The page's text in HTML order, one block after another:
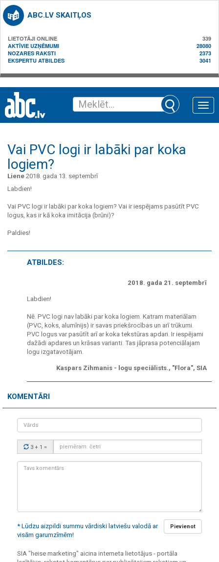
ABC.LV SKAITĻOS
LIETOTĀJI ONLINE
339
AKTĪVIE UZŅĒMUMI
28080
NOZARES RAKSTI
2373
EKSPERTU ATBILDES
3041
Toggle
Vai PVC logi ir labāki par koka
logiem?
Liene 2018. gada 13. septembrī
Labdien!
Vai PVC logi ir labāki par koka logiem? Vai ir iespējams pasūtīt PVC
logus, kas ir kā koka imitācija (brūni)?
Paldies!
ATBILDES:
2018. gada 21. septembrī
Labdien!
Nē. PVC logi nav labāki par koka logiem. Katram materiālam
(PVC, koks, alumīnijs) ir savas priekšrocības un arī trūkumi.
PVC logus var pasūtīt arī ar koka tekstūras apdari. Ir iespējami
dažādi apdares un krāsas varianti. Tas jāprasa potenciālajam
logu izgatavotājam.
Kaspars Zihmanis - logu speciālists., "Flora", SIA
KOMENTĀRI
Vārds
Drošības
kods:
3 + 1 =
Tavs
Pievienot
* Lūdzu aizpildi summu vārdiski latviešu valodā ar
visām garumzīmēm!
SIA "heise marketing" aicina interneta lietotājus - portāla